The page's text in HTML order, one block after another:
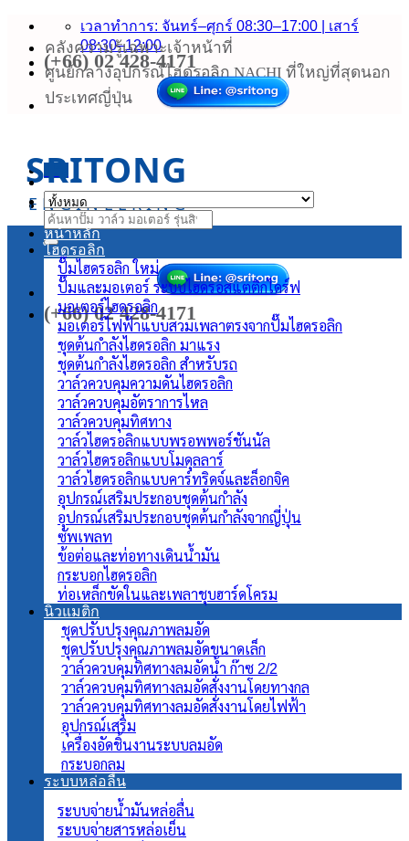
ข้าม
เนื้อหา
เวลาทำการ: จันทร์–ศุกร์ 08:30–17:00 | เสาร์
08:30–12:00
ศูนย์กลางอุปกรณ์ไฮดรอลิก NACHI ที่ใหญ่ที่สุดนอก
ประเทศญี่ปุ่น
คลังความรู้เฉพาะเจ้าหน้าที่
(+66) 02 428-4171
ENGINEERING
SRITONG
ค้นหา:
(+66) 02 428-4171
หน้าหลัก
ไฮดรอลิก
ปั๊มไฮดรอลิก
ปั๊มและมอเตอร์ ระบบไฮดรอสแตติกไดร์ฟ
มอเตอร์ไฮดรอลิก
มอเตอร์ไฟฟ้าแบบสวมเพลาตรงจากปั๊มไฮดรอลิก
ชุดต้นกำลังไฮดรอลิก
ชุดต้นกำลังไฮดรอลิก สำหรับรถ
วาล์วควบคุมความดันไฮดรอลิก
วาล์วควบคุมอัตราการไหล
วาล์วควบคุมทิศทาง
วาล์วไฮดรอลิกแบบพรอพพอร์ชันนัล
วาล์วไฮดรอลิกแบบโมดุลลาร์
วาล์วไฮดรอลิกแบบคาร์ทริดจ์และล็อกจิค
อุปกรณ์เสริมประกอบชุดต้นกำลัง
อุปกรณ์เสริมประกอบชุดต้นกำลังจากญี่ปุ่น
ซัพเพลท
ข้อต่อและท่อทางเดินน้ำมัน
กระบอกไฮดรอลิก
ท่อเหล็กขัดในและเพลาชุบฮาร์ดโครม
นิวแมติก
ชุดปรับปรุงคุณภาพลมอัด
ชุดปรับปรุงคุณภาพลมอัดขนาดเล็ก
วาล์วควบคุมทิศทางลมอัดน้ำ ก๊าซ 2/2
วาล์วควบคุมทิศทางลมอัดสั่งงานโดยทางกล
วาล์วควบคุมทิศทางลมอัดสั่งงานโดยไฟฟ้า
อุปกรณ์เสริม
เครื่องอัดชิ้นงานระบบลมอัด
กระบอกลม
ระบบหล่อลื่น
ระบบจ่ายน้ำมันหล่อลื่น
ระบบจ่ายสารหล่อเย็น